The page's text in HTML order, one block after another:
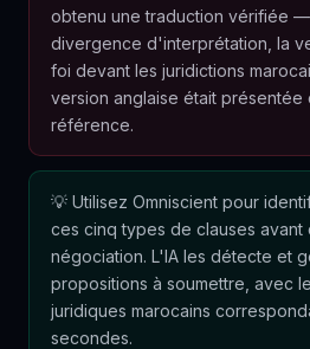
obtenu une traduction vérifiée
divergence d'interprétation, la
foi devant les juridictions
version anglaise était présentée
référence.
Utilisez Omniscient pour
ces cinq types de clauses avant
négociation. L'IA les détecte et
propositions à soumettre, avec
juridiques marocains
secondes.